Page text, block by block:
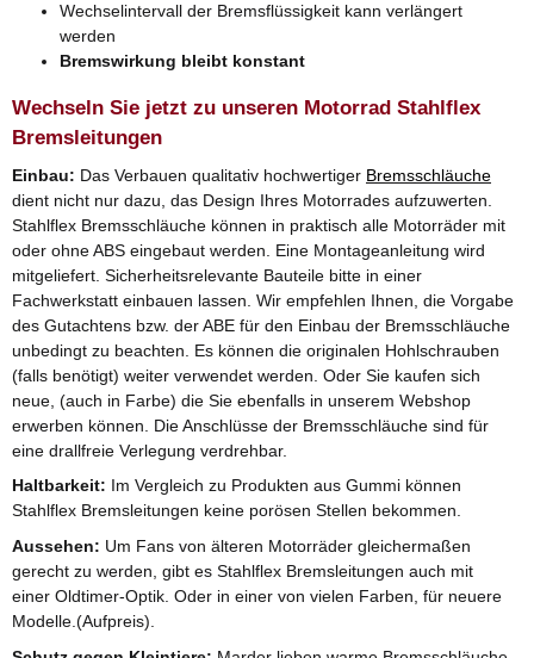
Wechselintervall der Bremsflüssigkeit kann verlängert
werden
Bremswirkung bleibt konstant
Wechseln Sie jetzt zu unseren Motorrad Stahlflex
Bremsleitungen
Einbau: Das Verbauen qualitativ hochwertiger Bremsschläuche
dient nicht nur dazu, das Design Ihres Motorrades aufzuwerten.
Stahlflex Bremsschläuche können in praktisch alle Motorräder mit
oder ohne ABS eingebaut werden. Eine Montageanleitung wird
mitgeliefert. Sicherheitsrelevante Bauteile bitte in einer
Fachwerkstatt einbauen lassen. Wir empfehlen Ihnen, die Vorgabe
des Gutachtens bzw. der ABE für den Einbau der Bremsschläuche
unbedingt zu beachten. Es können die originalen Hohlschrauben
(falls benötigt) weiter verwendet werden. Oder Sie kaufen sich
neue, (auch in Farbe) die Sie ebenfalls in unserem Webshop
erwerben können. Die Anschlüsse der Bremsschläuche sind für
eine drallfreie Verlegung verdrehbar.
Haltbarkeit: Im Vergleich zu Produkten aus Gummi können
Stahlflex Bremsleitungen keine porösen Stellen bekommen.
Aussehen: Um Fans von älteren Motorräder gleichermaßen
gerecht zu werden, gibt es Stahlflex Bremsleitungen auch mit
einer Oldtimer-Optik. Oder in einer von vielen Farben, für neuere
Modelle.(Aufpreis).